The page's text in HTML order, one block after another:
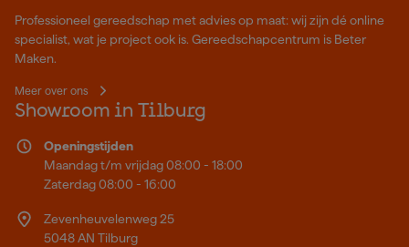
Professioneel gereedschap met advies op maat: wij zijn dé online
specialist, wat je project ook is. Gereedschapcentrum is Beter
Maken.
Meer over ons
Showroom in Tilburg
Openingstijden
Maandag t/m vrijdag 08:00 - 18:00
Zaterdag 08:00 - 16:00
Zevenheuvelenweg 25
5048 AN Tilburg